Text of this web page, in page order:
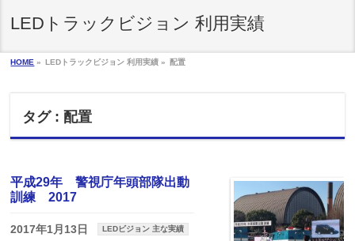
LEDトラックビジョン 利用実績
HOME » LEDトラックビジョン 利用実績 » 配置
タグ : 配置
平成29年 警視庁年頭部隊出動
訓練 2017
2017年1月13日 LEDビジョン 主な実績